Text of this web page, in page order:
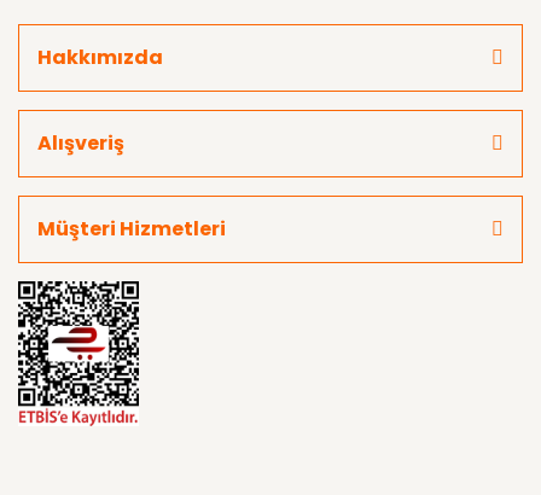
Hakkımızda
Alışveriş
Müşteri Hizmetleri